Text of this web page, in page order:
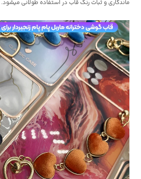
ماندگاری و ثبات رنگ قاب در استفاده طولانی میشود.